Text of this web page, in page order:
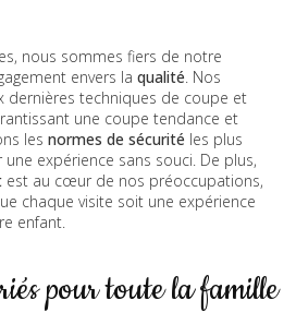
nous sommes fiers de notre
envers la qualité. Nos
dernières techniques de coupe et
une coupe tendance et
les normes de sécurité les plus
expérience sans souci. De plus,
est au cœur de nos préoccupations,
chaque visite soit une expérience
enfant.
pour toute la famille